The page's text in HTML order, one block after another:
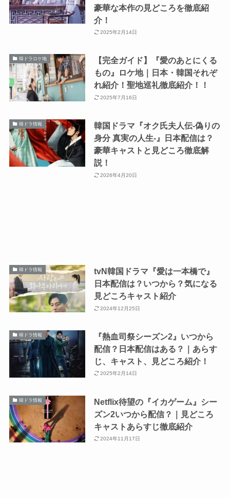
豪華な本作の見どころを徹底紹
介！
2025年2月14日
韓ドラロケ地
【完全ガイド】『愛のあとにくる
もの』ロケ地｜日本・韓国それぞ
れ紹介！聖地巡礼徹底紹介！！
2025年7月16日
韓ドラ情報
韓国ドラマ『オク氏夫人伝-偽りの
身分 真実の人生-』日本配信は？
豪華キャストと見どころ徹底解
説！
2026年4月20日
韓ドラ情報
tvN韓国ドラマ『愛は一本橋で』
日本配信は？いつから？気になる
見どころキャスト紹介
2024年12月25日
韓ドラ情報
『熱血司祭シーズン2』いつから
配信？日本配信はある？｜あらす
じ、キャスト、見どころ紹介！
2025年2月14日
韓ドラ情報
Netflix待望の『イカゲーム』シー
ズン2いつから配信？｜見どころ
キャストあらすじ徹底紹介
2024年11月17日